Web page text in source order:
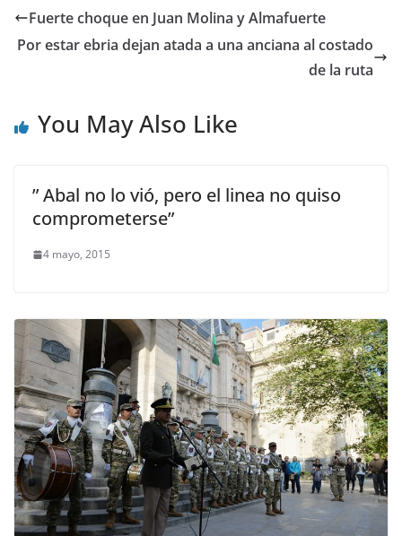
Fuerte choque en Juan Molina y Almafuerte
Por estar ebria dejan atada a una anciana al costado
de la ruta
You May Also Like
” Abal no lo vió, pero el linea no quiso
comprometerse”
4 mayo, 2015